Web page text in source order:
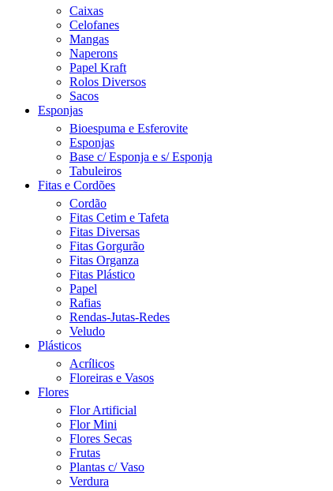
Caixas
Celofanes
Mangas
Naperons
Papel Kraft
Rolos Diversos
Sacos
Esponjas
Bioespuma e Esferovite
Esponjas
Base c/ Esponja e s/ Esponja
Tabuleiros
Fitas e Cordões
Cordão
Fitas Cetim e Tafeta
Fitas Diversas
Fitas Gorgurão
Fitas Organza
Fitas Plástico
Papel
Rafias
Rendas-Jutas-Redes
Veludo
Plásticos
Acrílicos
Floreiras e Vasos
Flores
Flor Artificial
Flor Mini
Flores Secas
Frutas
Plantas c/ Vaso
Verdura